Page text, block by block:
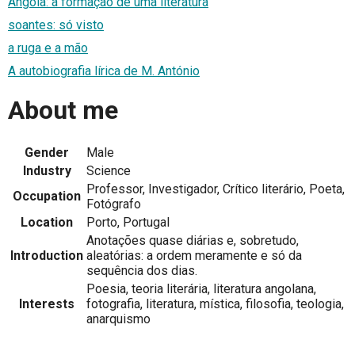
soantes: só visto
a ruga e a mão
A autobiografia lírica de M. António
About me
Gender
Male
Industry
Science
Occupation Professor, Investigador, Crítico literário, Poeta,
Fotógrafo
Location
Porto, Portugal
Introduction
Anotações quase diárias e, sobretudo,
aleatórias: a ordem meramente e só da
sequência dos dias.
Interests
Poesia, teoria literária, literatura angolana,
fotografia, literatura, mística, filosofia, teologia,
anarquismo